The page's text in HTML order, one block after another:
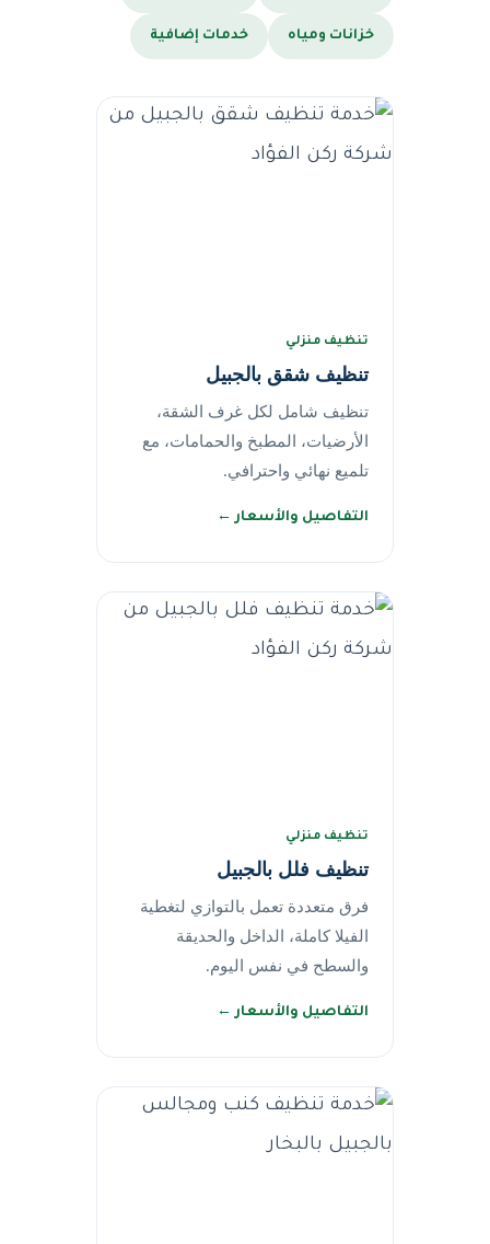
خزانات ومياه خدمات إضافية
تنظيف منزلي
تنظيف شقق بالجبيل
تنظيف شامل لكل غرف الشقة،
الأرضيات، المطبخ والحمامات، مع
تلميع نهائي واحترافي.
التفاصيل والأسعار ←
تنظيف منزلي
تنظيف فلل بالجبيل
فرق متعددة تعمل بالتوازي لتغطية
الفيلا كاملة، الداخل والحديقة
والسطح في نفس اليوم.
التفاصيل والأسعار ←